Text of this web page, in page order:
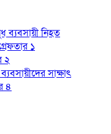
ব্যবসায়ী নিহত
১
২
সাক্ষাৎ
৪